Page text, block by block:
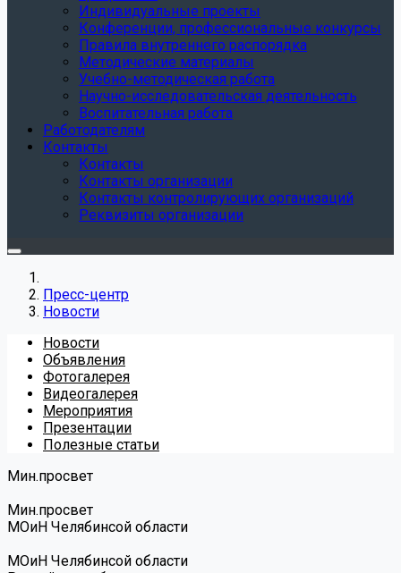
Индивидуальные проекты
Конференции, профессиональные конкурсы
Правила внутреннего распорядка
Методические материалы
Учебно-методическая работа
Научно-исследовательская деятельность
Воспитательная работа
Работодателям
Контакты
Контакты
Контакты организации
Контакты контролирующих организаций
Реквизиты организации
Пресс-центр
Новости
Новости
Объявления
Фотогалерея
Видеогалерея
Мероприятия
Презентации
Полезные статьи
Мин.просвет
Мин.просвет
МОиН Челябинсой области
МОиН Челябинсой области